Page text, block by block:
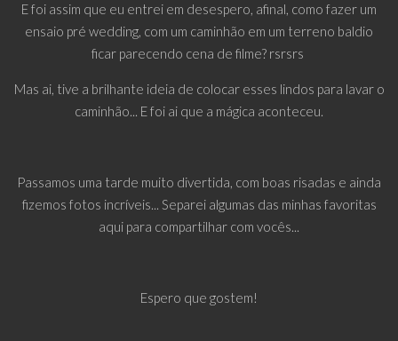
E foi assim que eu entrei em desespero, afinal, como fazer um
ensaio pré wedding, com um caminhão em um terreno baldio
ficar parecendo cena de filme? rsrsrs
Mas ai, tive a brilhante ideia de colocar esses lindos para lavar o
caminhão... E foi ai que a mágica aconteceu.
Passamos uma tarde muito divertida, com boas risadas e ainda
fizemos fotos incríveis... Separei algumas das minhas favoritas
aqui para compartilhar com vocês...
Espero que gostem!